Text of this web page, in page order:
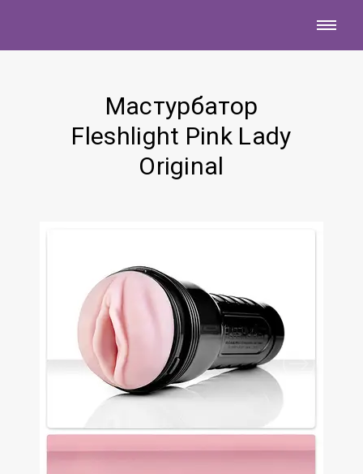
Мастурбатор
Fleshlight Pink Lady
Original